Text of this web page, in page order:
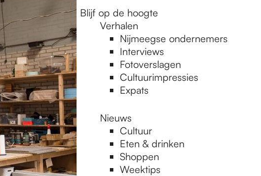
Blijf op de hoogte
Verhalen
Nijmeegse ondernemers
Interviews
Fotoverslagen
Cultuurimpressies
Expats
Nieuws
Cultuur
Eten & drinken
Shoppen
Weektips